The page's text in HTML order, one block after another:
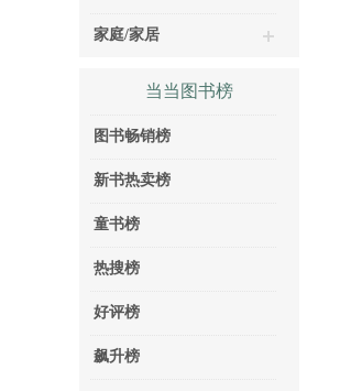
家庭/家居
当当图书榜
图书畅销榜
新书热卖榜
童书榜
热搜榜
好评榜
飙升榜